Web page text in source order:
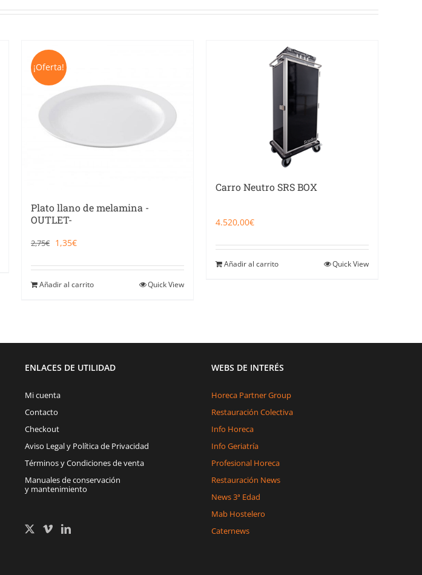
¡Oferta!
Plato llano de melamina -
OUTLET-
2,75€ El
era:
2,75€.
1,35€El
es:
1,35€.
Añadir al carrito Quick View
Carro Neutro SRS BOX
4.520,00€
Añadir al carrito Quick View
ENLACES DE UTILIDAD
Mi cuenta
Contacto
Checkout
Aviso Legal y Política de Privacidad
Términos y Condiciones de venta
Manuales de conservación
y mantenimiento
WEBS DE INTERÉS
Horeca Partner Group
Restauración Colectiva
Info Horeca
Info Geriatría
Profesional Horeca
Restauración News
News 3ª Edad
Mab Hostelero
Caternews